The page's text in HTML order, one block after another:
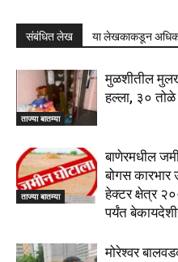
संबंधित लेख या लेखकाकडून
ताज्या बातम्या
मुळशीतील
हल्ला, ३०
ताज्या बातम्या
बाणेरमधील
बोगस
हेक्टर क्षेत्र
पर्यंत
मोरेश्वर